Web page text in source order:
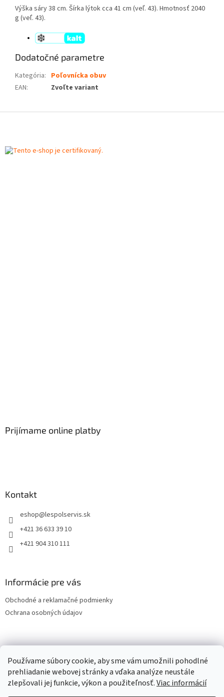
Používame súbory cookie, aby sme vám umožnili pohodlné
prehliadanie webovej stránky a vďaka analýze neustále
zlepšovali jej funkcie, výkon a použiteľnosť.Viac informácií
Výška sáry 38 cm. Šírka lýtok cca 41 cm (veľ. 43). Hmotnosť 2040
g (veľ. 43).
Dodatočné parametre
Kategória: Poľovnícka obuv
EAN: Zvoľte variant
Prijímame online platby
Kontakt
eshop@lespolservis.sk
+421 36 633 39 10
+421 904 310 111
Informácie pre vás
Obchodné a reklamačné podmienky
Ochrana osobných údajov